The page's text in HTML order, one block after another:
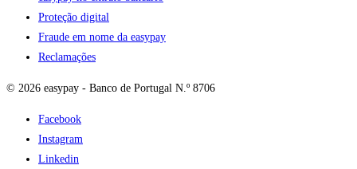
Proteção digital
Fraude em nome da easypay
Reclamações
© 2026 easypay - Banco de Portugal N.º 8706
Facebook
Instagram
Linkedin